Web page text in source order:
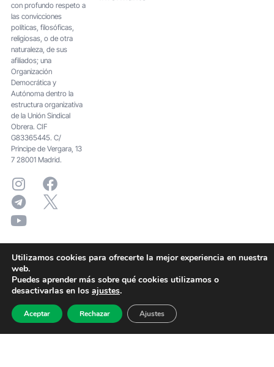
con profundo respeto a
las convicciones
políticas, filosóficas,
religiosas, o de otra
naturaleza, de sus
afiliados; una
Organización
Democrática y
Autónoma dentro la
estructura organizativa
de la Unión Sindical
Obrera. CIF
G83365445. C/
Principe de Vergara, 13
7 28001 Madrid.
Utilizamos cookies para ofrecerte la mejor experiencia en nuestra
web.
Puedes aprender más sobre qué cookies utilizamos o
desactivarlas en los ajustes.
Aceptar Rechazar Ajustes